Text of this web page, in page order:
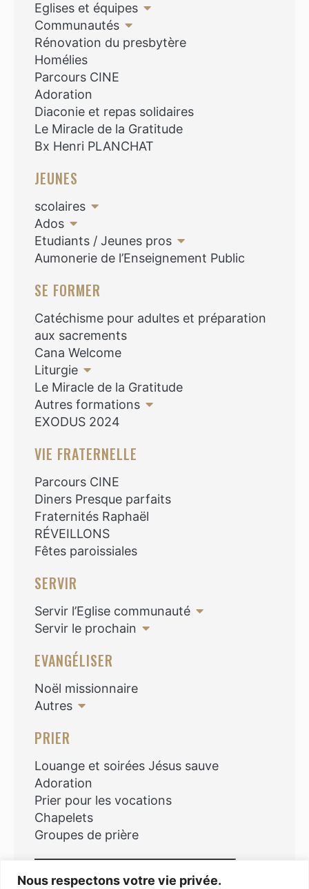
Nous respectons votre vie privée.
Eglises et équipes
Communautés
Rénovation du presbytère
Homélies
Parcours CINE
Adoration
Diaconie et repas solidaires
Le Miracle de la Gratitude
Bx Henri PLANCHAT
JEUNES
scolaires
Ados
Etudiants / Jeunes pros
Aumonerie de l’Enseignement Public
SE FORMER
Catéchisme pour adultes et préparation
aux sacrements
Cana Welcome
Liturgie
Le Miracle de la Gratitude
Autres formations
EXODUS 2024
VIE FRATERNELLE
Parcours CINE
Diners Presque parfaits
Fraternités Raphaël
RÉVEILLONS
Fêtes paroissiales
SERVIR
Servir l’Eglise communauté
Servir le prochain
EVANGÉLISER
Noël missionnaire
Autres
PRIER
Louange et soirées Jésus sauve
Adoration
Prier pour les vocations
Chapelets
Groupes de prière